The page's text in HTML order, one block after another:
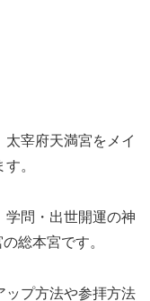
宰府天満宮をメイ
。
学問・出世開運の神
総本宮です。
ップ方法や参拝方法